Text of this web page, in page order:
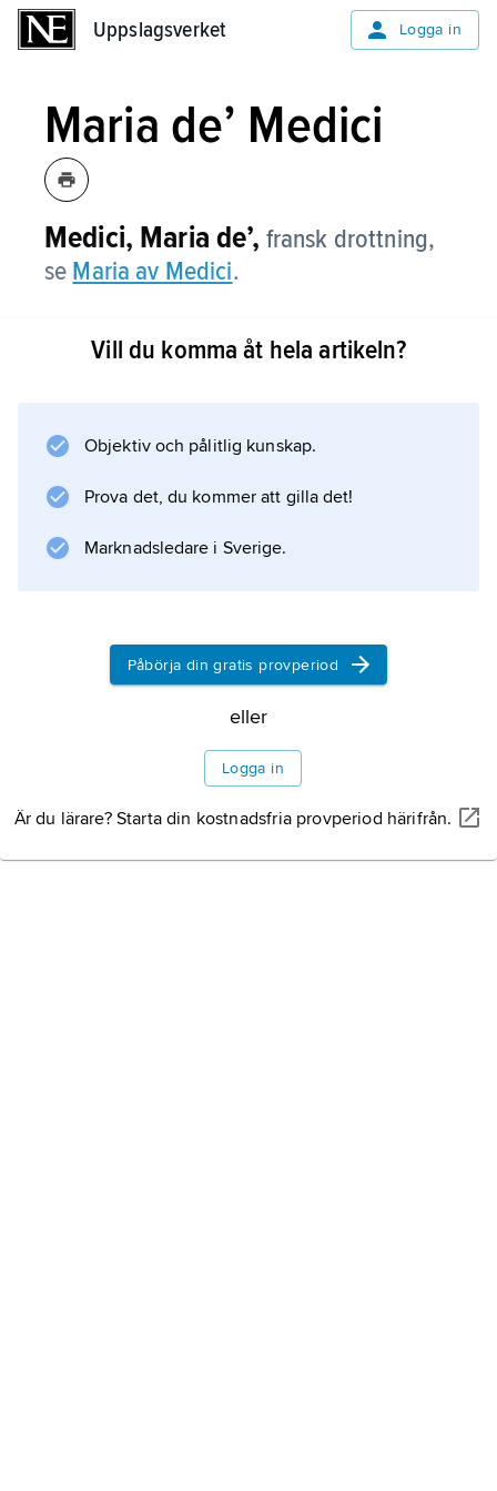
Uppslagsverket Logga in
Maria de’ Medici
Medici, Maria de’, fransk drottning,
se Maria av Medici.
Vill du komma åt hela artikeln?
Objektiv och pålitlig kunskap.
Prova det, du kommer att gilla det!
Marknadsledare i Sverige.
Påbörja din gratis provperiod
eller
Logga in
Är du lärare? Starta din kostnadsfria provperiod härifrån.